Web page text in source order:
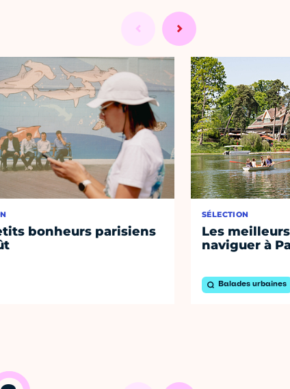
bonheurs parisiens
SÉLECTION
Les
naviguer à
Balades urbaines